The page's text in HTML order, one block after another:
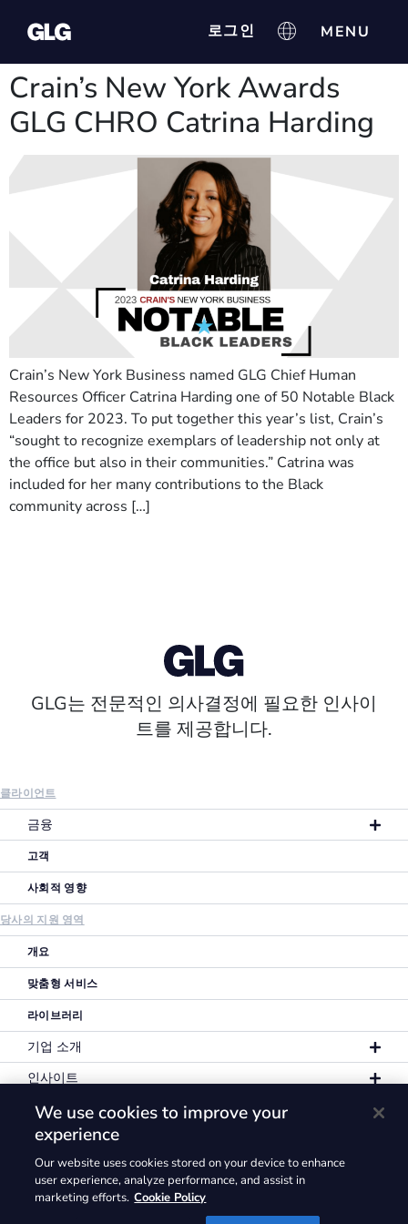
로그인
Crain’s New York Awards
GLG CHRO Catrina Harding
Crain’s New York Business named GLG Chief Human
Resources Officer Catrina Harding one of 50 Notable Black
Leaders for 2023. To put together this year’s list, Crain’s
“sought to recognize exemplars of leadership not only at
the office but also in their communities.” Catrina was
included for her many contributions to the Black
community across […]
GLG는 전문적인 의사결정에 필요한 인사이
트를 제공합니다.
클라이언트
금융
고객
사회적 영향
당사의 지원 영역
개요
맞춤형 서비스
라이브러리
기업 소개
인사이트
개인정보 보호정책 이용 약관 쿠키 정책
GLG® 및 GLG 로고에 해당하는 상표권은 일체
We use cookies to improve your
experience
Our website uses cookies stored on your device to enhance
user experience, analyze performance, and assist in
marketing efforts. Cookie Policy